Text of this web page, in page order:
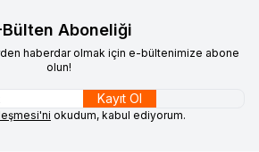
Bülten Aboneliği
haberdar olmak için e-bültenimize abone
olun!
Kayıt Ol
okudum, kabul ediyorum.